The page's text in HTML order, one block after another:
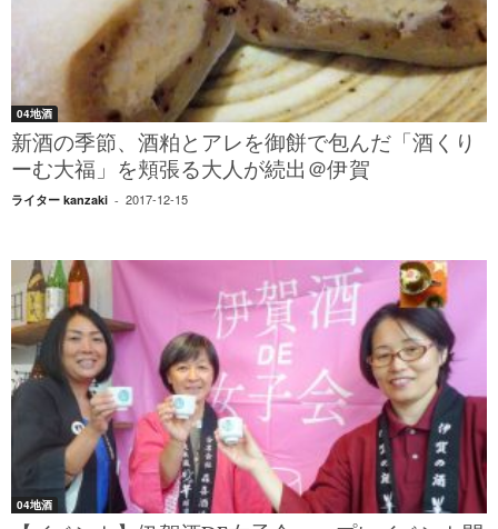
04地酒
新酒の季節、酒粕とアレを御餅で包んだ「酒くり
ーむ大福」を頬張る大人が続出＠伊賀
ライター kanzaki - 2017-12-15
04地酒